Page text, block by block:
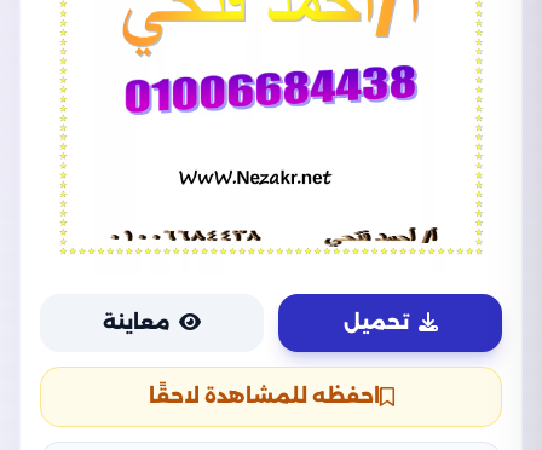
تحميل معاينة
احفظه للمشاهدة لاحقًا